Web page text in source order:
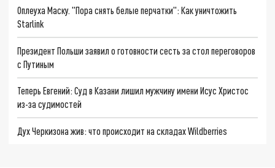
Оплеуха Маску. "Пора снять белые перчатки": Как уничтожить
Starlink
Президент Польши заявил о готовности сесть за стол переговоров
с Путиным
Теперь Евгений: Суд в Казани лишил мужчину имени Исус Христос
из-за судимостей
Дух Черкизона жив: что происходит на складах Wildberries